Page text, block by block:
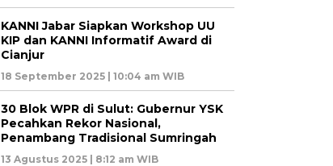
KANNI Jabar Siapkan Workshop UU
KIP dan KANNI Informatif Award di
Cianjur
18 September 2025 | 10:04 am WIB
30 Blok WPR di Sulut: Gubernur YSK
Pecahkan Rekor Nasional,
Penambang Tradisional Sumringah
13 Agustus 2025 | 8:12 am WIB